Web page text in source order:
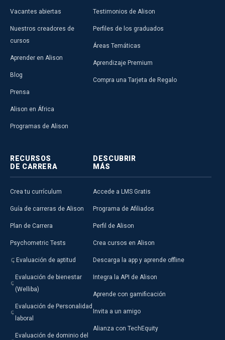
Vacantes abiertas
Nuestros creadores de
cursos
Aprender en Alison
Blog
Prensa
Alison en África
Programas de Alison
Testimonios de Alison
Perfiles de los graduados
Áreas Temáticas
Aprendizaje Premium
Compra una Tarjeta de Regalo
RECURSOS
DE CARRERA
Crea tu currículum
Guía de carreras de Alison
Plan de Carrera
Psychometric Tests
Evaluación de aptitud
Evaluación de bienestar
(Welliba)
Evaluación de Personalidad
laboral
Evaluación de dominio del
DESCUBRIR
MÁS
Accede a LMS Gratis
Programa de Afiliados
Perfil de Alison
Crea cursos en Alison
Descarga la app y aprende offline
Integra la API de Alison
Aprende con gamificación
Invita a un amigo
Alianza con TechEquity